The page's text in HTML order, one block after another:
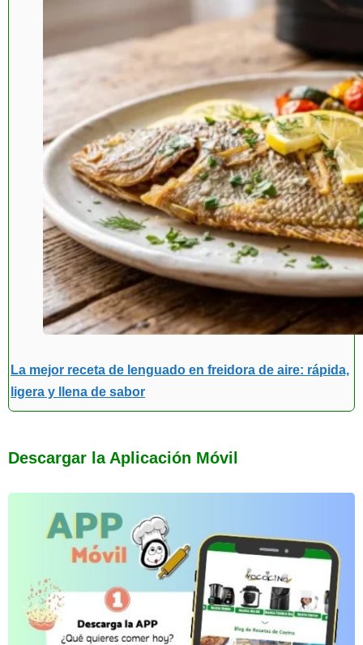
La mejor receta de lenguado en freidora de aire: rápida,
ligera y llena de sabor
Descargar la Aplicación Móvil